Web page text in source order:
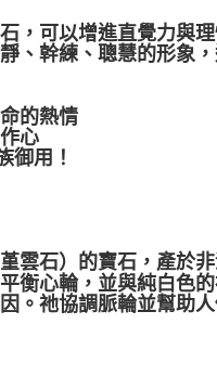
賣家宅配幫您送（台灣）
郵局幫你送（離島）
每筆NT$80，滿NT$3,000(
，可以增進直覺力與
、幹練、聰慧的形象
的熱情
心
御用！
雲石）的寶石，產於非
衡心輪，並與純白色
。祂協調脈輪並幫助